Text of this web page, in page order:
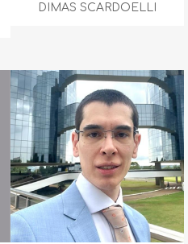
DIMAS SCARDOELLI